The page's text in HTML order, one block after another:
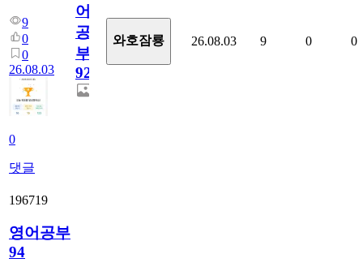
9
0
0
26.08.03
0
댓글
어
공
부
927
와호잠룡 26.08.03 9 0 0
196719
영어공부
94